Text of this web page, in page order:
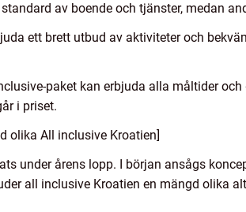
av boende och tjänster, medan
ett brett utbud av aktiviteter och
paket kan erbjuda alla måltider
i priset.
olika All inclusive Kroatien]
under årens lopp. I början ansågs
all inclusive Kroatien en mängd olika